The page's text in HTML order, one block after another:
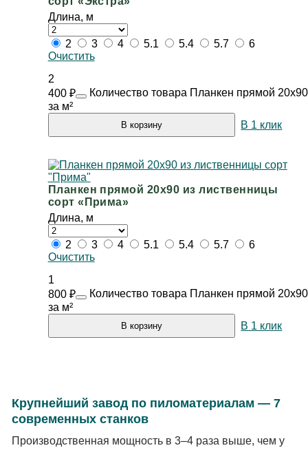
Длина, м
2 3 4 5.1 5.4 5.7
6
Очистить
2
400 ₽
за м²
Количество товара Планкен прямой
В корзину В 1 клик
Планкен прямой 20х90 из лиственницы
сорт «Прима»
Длина, м
2 3 4 5.1 5.4 5.7
6
Очистить
1
800 ₽
за м²
Количество товара Планкен прямой
В корзину В 1 клик
Крупнейший завод по пиломатериалам — 7
современных станков
Производственная мощность в 3–4 раза выше, чем у